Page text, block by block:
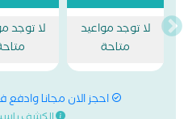
لا توجد مواعيد
متاحة
لا توجد
احجز الان مجانا وادفع